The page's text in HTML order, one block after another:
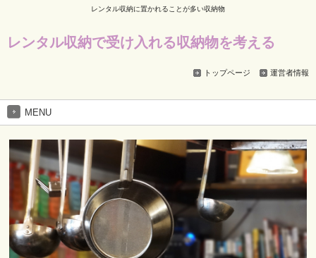
レンタル収納に置かれることが多い収納物
レンタル収納で受け入れる収納物を考える
トップページ 運営者情報
MENU